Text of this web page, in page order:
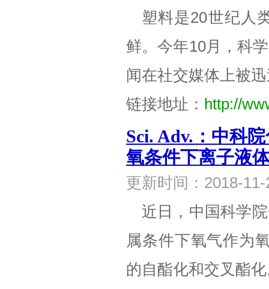
塑料是20世纪人
鲜。今年10月，科
闻在社交媒体上被
链接地址： http://
Sci. Adv.：中科
氧条件下离子液
更新时间：2018-
近日，中国科学
属条件下氧气作为
的自酯化和交叉酯